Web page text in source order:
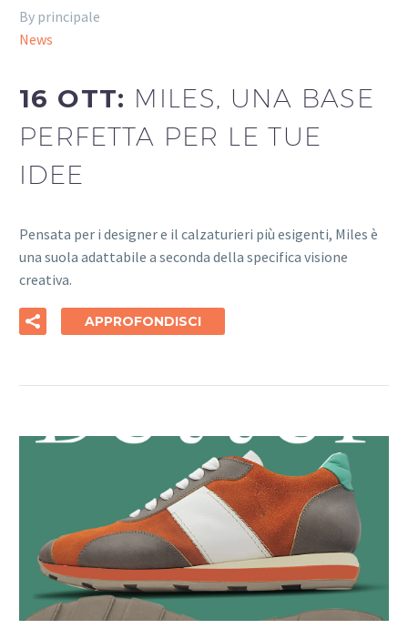
By principale
News
16 OTT: MILES, UNA BASE
PERFETTA PER LE TUE
IDEE
Pensata per i designer e il calzaturieri più esigenti, Miles è
una suola adattabile a seconda della specifica visione
creativa.
APPROFONDISCI